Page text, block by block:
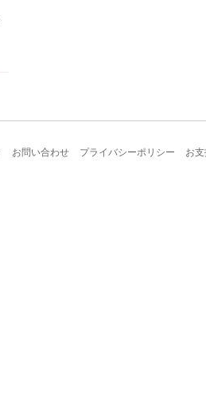
お問い合わせ プライバシーポリシー お